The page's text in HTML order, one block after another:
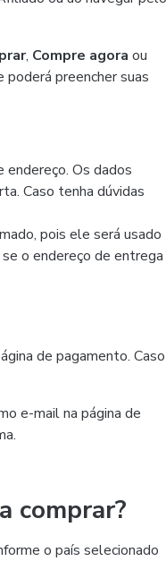
, Compre agora ou
poderá preencher suas
endereço. Os dados
Caso tenha dúvidas
pois ele será usado
o endereço de entrega
de pagamento. Caso
e-mail na página de
comprar?
o país selecionado